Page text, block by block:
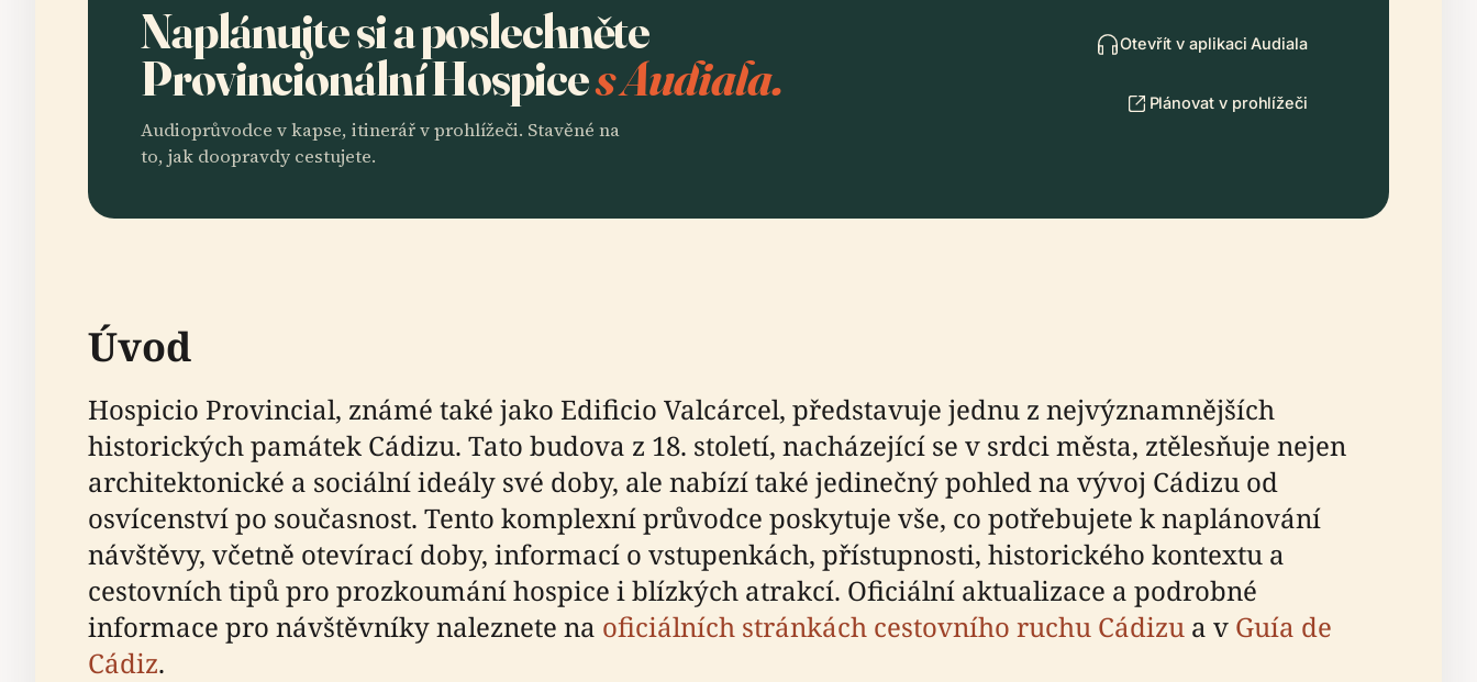
Naplánujte si a poslechněte
Provincionální Hospices Audiala.
Audioprůvodce v kapse, itinerář v prohlížeči. Stavěné na
to, jak doopravdy cestujete.
Otevřít v aplikaci Audiala
Plánovat v prohlížeči
Úvod
Hospicio Provincial, známé také jako Edificio Valcárcel, představuje jednu z nejvýznamnějších
historických památek Cádizu. Tato budova z 18. století, nacházející se v srdci města, ztělesňuje nejen
architektonické a sociální ideály své doby, ale nabízí také jedinečný pohled na vývoj Cádizu od
osvícenství po současnost. Tento komplexní průvodce poskytuje vše, co potřebujete k naplánování
návštěvy, včetně otevírací doby, informací o vstupenkách, přístupnosti, historického kontextu a
cestovních tipů pro prozkoumání hospice i blízkých atrakcí. Oficiální aktualizace a podrobné
informace pro návštěvníky naleznete na oficiálních stránkách cestovního ruchu Cádizu a v Guía de
Cádiz.